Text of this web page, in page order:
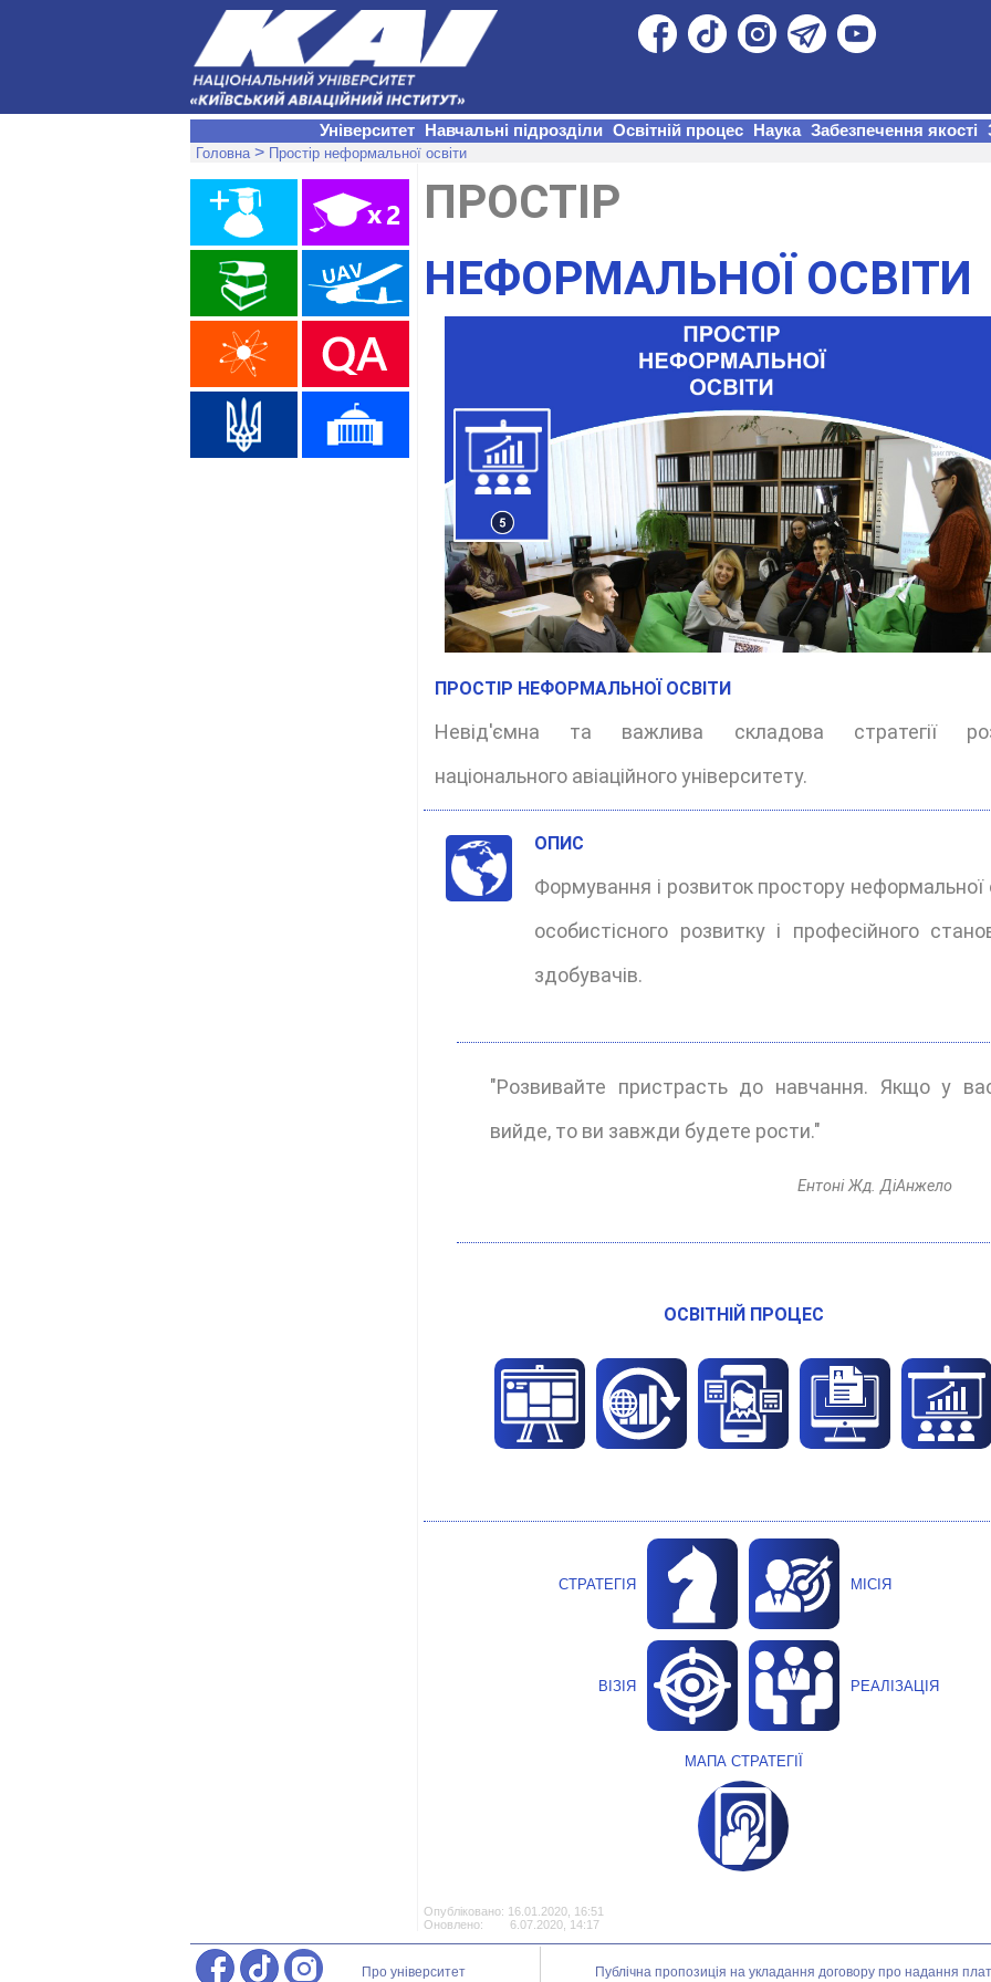
Університет Навчальні підрозділи Освітній процес Наука Забезпечення якості
Головна > Простір неформальної освіти
ПРОСТІР
НЕФОРМАЛЬНОЇ ОСВІТИ
ПРОСТІР НЕФОРМАЛЬНОЇ ОСВІТИ
Невід'ємна та важлива складова cтратегії
національного авіаційного університету.
ОПИС
Формування і розвиток простору неформальної
особистісного розвитку і професійного
здобувачів.
"Розвивайте пристрасть до навчання. Якщо у
вийде, то ви завжди будете рости."
Ентоні Жд. ДіАнжело
ОСВІТНІЙ ПРОЦЕС
СТРАТЕГІЯ МІСІЯ
ВІЗІЯ РЕАЛІЗАЦІЯ
МАПА СТРАТЕГІЇ
Опубліковано: 16.01.2020, 16:51
Оновлено: 6.07.2020, 14:17
Про університет Публічна пропозиція на укладання договору про надання